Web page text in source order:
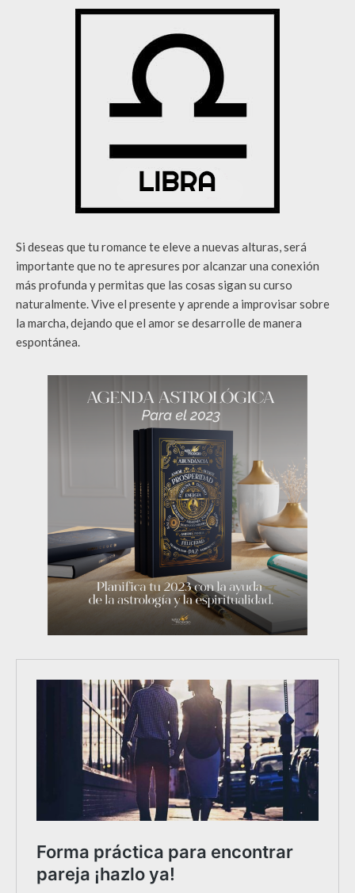
Si deseas que tu romance te eleve a nuevas alturas, será
importante que no te apresures por alcanzar una conexión
más profunda y permitas que las cosas sigan su curso
naturalmente. Vive el presente y aprende a improvisar sobre
la marcha, dejando que el amor se desarrolle de manera
espontánea.